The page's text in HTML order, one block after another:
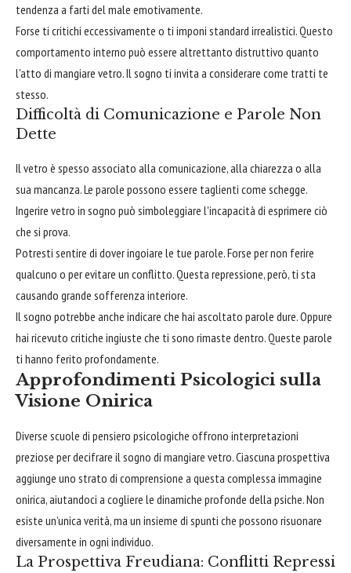
tendenza a farti del male emotivamente.
Forse ti critichi eccessivamente o ti imponi standard irrealistici. Questo
comportamento interno può essere altrettanto distruttivo quanto
l'atto di mangiare vetro. Il sogno ti invita a considerare come tratti te
stesso.
Difficoltà di Comunicazione e Parole Non
Dette
Il vetro è spesso associato alla comunicazione, alla chiarezza o alla
sua mancanza. Le parole possono essere taglienti come schegge.
Ingerire vetro in sogno può simboleggiare l'incapacità di esprimere ciò
che si prova.
Potresti sentire di dover ingoiare le tue parole. Forse per non ferire
qualcuno o per evitare un conflitto. Questa repressione, però, ti sta
causando grande sofferenza interiore.
Il sogno potrebbe anche indicare che hai ascoltato parole dure. Oppure
hai ricevuto critiche ingiuste che ti sono rimaste dentro. Queste parole
ti hanno ferito profondamente.
Approfondimenti Psicologici sulla
Visione Onirica
Diverse scuole di pensiero psicologiche offrono interpretazioni
preziose per decifrare il sogno di mangiare vetro. Ciascuna prospettiva
aggiunge uno strato di comprensione a questa complessa immagine
onirica, aiutandoci a cogliere le dinamiche profonde della psiche. Non
esiste un’unica verità, ma un insieme di spunti che possono risuonare
diversamente in ogni individuo.
La Prospettiva Freudiana: Conflitti Repressi